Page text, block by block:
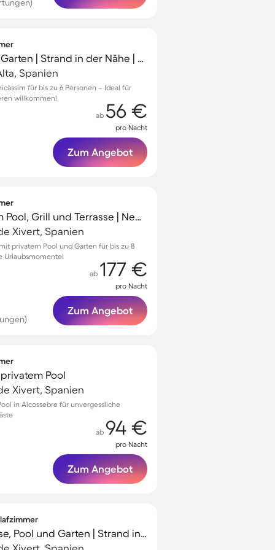
Villa mit Terrasse und Garten | Strand in der Nähe | Hunde erlaubt
Spanien
für bis zu 6 Personen – Ideal für
willkommen!
ab 56 €
pro Nacht
Zum Angebot
Tolle Villa mit privatem Pool, Grill und Terrasse | Neben dem Strand | Haustiere erlaubt
Xivert, Spanien
privatem Pool und Garten für bis zu 8
Urlaubsmomente!
ab 177 €
pro Nacht
Zum Angebot
Pool
Xivert, Spanien
in Alcossebre für unvergessliche
ab 94 €
pro Nacht
Zum Angebot
Ferienhaus mit Terrasse, Pool und Garten | Strand in der Nähe | Haustiere sind willkommen